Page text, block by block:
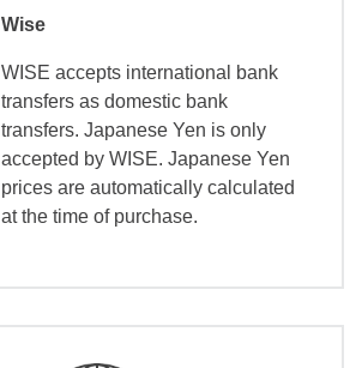
Wise
WISE accepts international bank
transfers as domestic bank
transfers. Japanese Yen is only
accepted by WISE. Japanese Yen
prices are automatically calculated
at the time of purchase.